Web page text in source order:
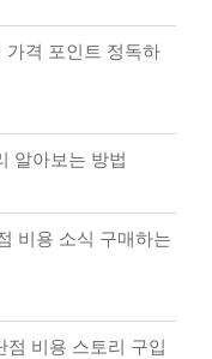
가격 포인트 정독하
알아보는 방법
비용 소식 구매하는
비용 스토리 구입